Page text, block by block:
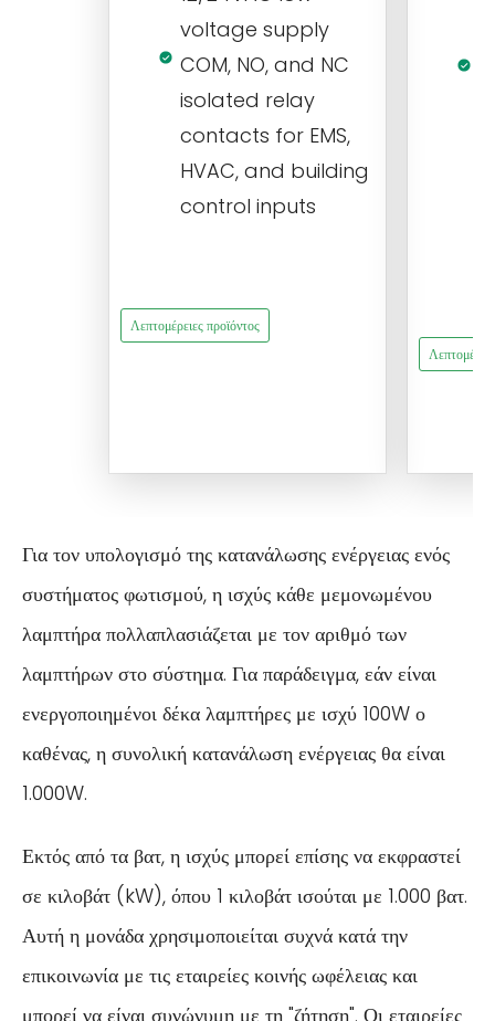
voltage supply
COM, NO, and NC
isolated relay
contacts for EMS,
HVAC, and building
control inputs
Λεπτομέρειες προϊόντος
Για τον υπολογισμό της κατανάλωσης ενέργειας ενός
συστήματος φωτισμού, η ισχύς κάθε μεμονωμένου
λαμπτήρα πολλαπλασιάζεται με τον αριθμό των
λαμπτήρων στο σύστημα. Για παράδειγμα, εάν είναι
ενεργοποιημένοι δέκα λαμπτήρες με ισχύ 100W ο
καθένας, η συνολική κατανάλωση ενέργειας θα είναι
1.000W.
Εκτός από τα βατ, η ισχύς μπορεί επίσης να εκφραστεί
σε κιλοβάτ (kW), όπου 1 κιλοβάτ ισούται με 1.000 βατ.
Αυτή η μονάδα χρησιμοποιείται συχνά κατά την
επικοινωνία με τις εταιρείες κοινής ωφέλειας και
μπορεί να είναι συνώνυμη με τη "ζήτηση". Οι εταιρείες